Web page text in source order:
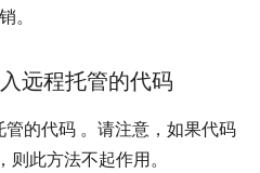
。
远程托管的代码
管的代码 。请注意，如果代码
此方法不起作用。